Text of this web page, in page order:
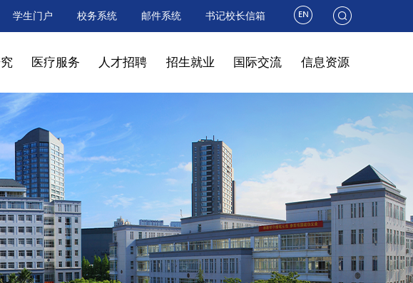
学生门户 校务系统 邮件系统 书记校长信箱
医疗服务 人才招聘 招生就业 国际交流 信息资源